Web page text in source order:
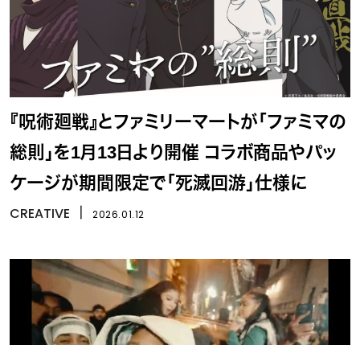
『呪術廻戦』とファミリーマートが「ファミマの
総則」を1月13日より開催 コラボ商品やパッ
ケージが期間限定で「死滅回游」仕様に
CREATIVE 2026.01.12